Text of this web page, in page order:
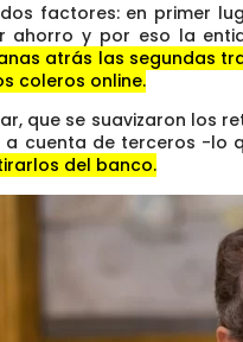
factores: en primer
ahorro y por eso la
atrás las segundas
coleros online.
que se suavizaron los
cuenta de terceros -lo
del banco.